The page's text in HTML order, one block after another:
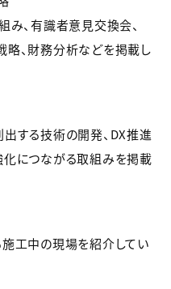
み、有識者意見交換会、
略、財務分析などを掲載し
する技術の開発、DX推進
につながる取組みを掲載
工中の現場を紹介してい